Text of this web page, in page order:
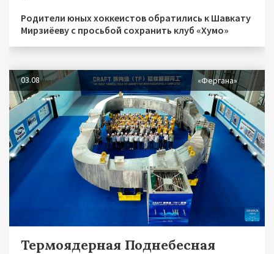
Родители юных хоккеистов обратились к Шавкату
Мирзиёеву с просьбой сохранить клуб «Хумо»
03.08 «Фергана»
Термоядерная Поднебесная